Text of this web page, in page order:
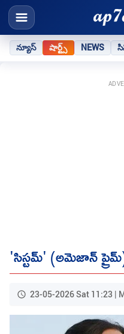
న్యూస్ షార్ట్స్ NEWS
'సిస్టమ్' (అమెజాన్
23-05-2026 Sat 11:23 |